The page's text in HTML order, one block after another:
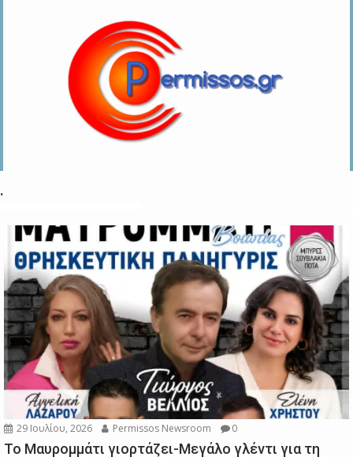
.
29 Ιουλίου, 2026 Permissos Newsroom 0
Το Μαυρομμάτι γιορτάζει-Μεγάλο γλέντι για τη